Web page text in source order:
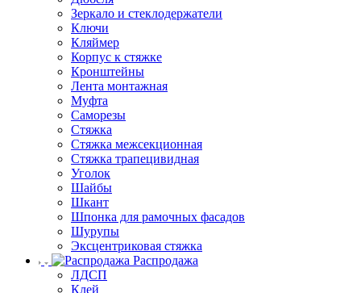
Зеркало и стеклодержатели
Ключи
Кляймер
Корпус к стяжке
Кронштейны
Лента монтажная
Муфта
Саморезы
Стяжка
Стяжка межсекционная
Стяжка трапецивидная
Уголок
Шайбы
Шкант
Шпонка для рамочных фасадов
Шурупы
Эксцентриковая стяжка
Распродажа
ЛДСП
Клей